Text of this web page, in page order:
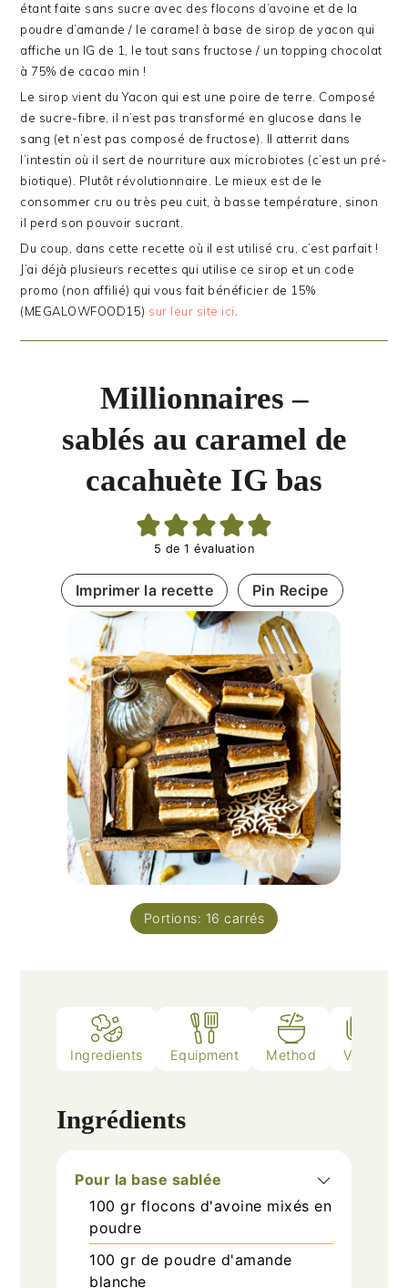
étant faite sans sucre avec des flocons d’avoine et de la
poudre d’amande / le caramel à base de sirop de yacon qui
affiche un IG de 1, le tout sans fructose / un topping chocolat
à 75% de cacao min !
Le sirop vient du Yacon qui est une poire de terre. Composé
de sucre-fibre, il n’est pas transformé en glucose dans le
sang (et n’est pas composé de fructose). Il atterrit dans
l’intestin où il sert de nourriture aux microbiotes (c’est un pré-
biotique). Plutôt révolutionnaire. Le mieux est de le
consommer cru ou très peu cuit, à basse température, sinon
il perd son pouvoir sucrant.
Du coup, dans cette recette où il est utilisé cru, c’est parfait !
J’ai déjà plusieurs recettes qui utilise ce sirop et un code
promo (non affilié) qui vous fait bénéficier de 15%
(MEGALOWFOOD15) sur leur site ici
Millionnaires –
sablés au caramel de
cacahuète IG bas
5 de 1 évaluation
Imprimer la recette Pin Recipe
Portions: 16 carrés
Ingredients Equipment Method Video
Ingrédients
Pour la base sablée
100 gr flocons d'avoine mixés en
poudre
100 gr de poudre d'amande
blanche